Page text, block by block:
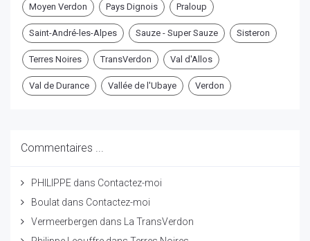
Moyen Verdon Pays Dignois Praloup
Saint-André-les-Alpes Sauze - Super Sauze Sisteron
Terres Noires TransVerdon Val d'Allos
Val de Durance Vallée de l'Ubaye Verdon
Commentaires ...
PHILIPPE dans Contactez-moi
Boulat dans Contactez-moi
Vermeerbergen dans La TransVerdon